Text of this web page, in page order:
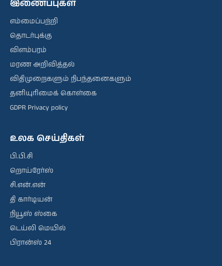
இணைப்புகள்
எம்மைப்பற்றி
தொடர்புக்கு
விளம்பரம்
மரண அறிவித்தல்
விதிமுறைகளும் நிபந்தனைகளும்
தனியுரிமைக் கொள்கை
GDPR Privacy policy
உலக செய்திகள்
பி.பி.சி
றொய்ரேர்ஸ்
சி.என்.என்
தி கார்டியன்
நியூஸ் ஸ்கை
டெய்லி மெயில்
பிரான்ஸ் 24